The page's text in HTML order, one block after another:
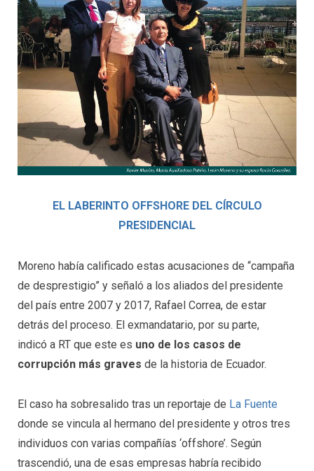
EL LABERINTO OFFSHORE DEL CÍRCULO
PRESIDENCIAL
Moreno había calificado estas acusaciones de “campaña
de desprestigio” y señaló a los aliados del presidente
del país entre 2007 y 2017, Rafael Correa, de estar
detrás del proceso. El exmandatario, por su parte,
indicó a RT que este es uno de los casos de
corrupción más graves de la historia de Ecuador.
El caso ha sobresalido tras un reportaje de La Fuente
donde se vincula al hermano del presidente y otros tres
individuos con varias compañías ‘offshore’. Según
trascendió, una de esas empresas habría recibido